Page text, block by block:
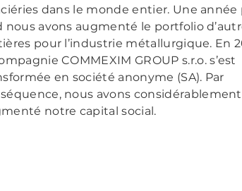
dans le monde entier. Une année
nous avons augmenté le portfolio
pour l’industrie métallurgique. En
COMMEXIM GROUP s.r.o. s’est
en société anonyme (SA). Par
nous avons considérablement
notre capital social.